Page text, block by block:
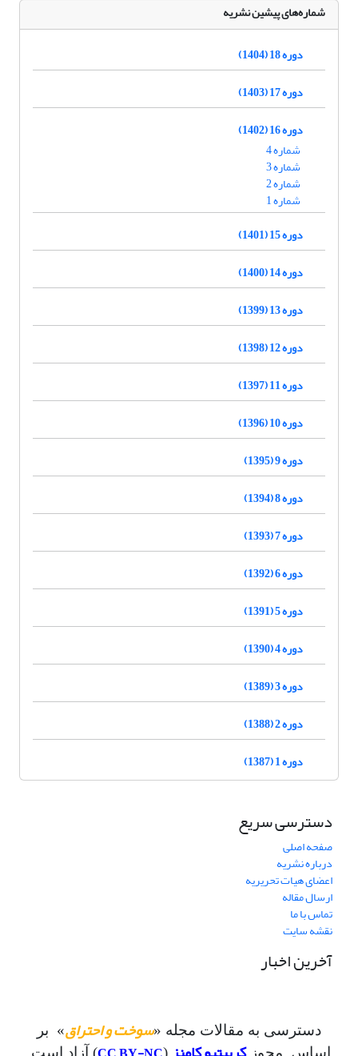
شماره‌های پیشین نشریه
دوره 18 (1404)
دوره 17 (1403)
دوره 16 (1402)
شماره 4
شماره 3
شماره 2
شماره 1
دوره 15 (1401)
دوره 14 (1400)
دوره 13 (1399)
دوره 12 (1398)
دوره 11 (1397)
دوره 10 (1396)
دوره 9 (1395)
دوره 8 (1394)
دوره 7 (1393)
دوره 6 (1392)
دوره 5 (1391)
دوره 4 (1390)
دوره 3 (1389)
دوره 2 (1388)
دوره 1 (1387)
دسترسی سریع
صفحه اصلی
درباره نشریه
اعضای هیات تحریریه
ارسال مقاله
تماس با ما
نقشه سایت
آخرین اخبار
دسترسی به مقالات مجله «سوخت و احتراق» بر
اساس مجوز
( ) آزاد است.